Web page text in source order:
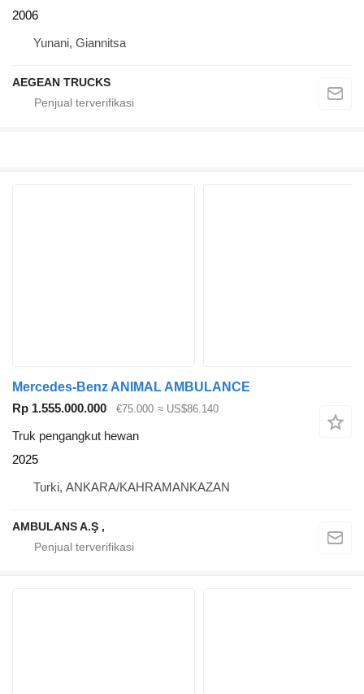
2006
Yunani, Giannitsa
AEGEAN TRUCKS
Mercedes-Benz ANIMAL AMBULANCE
Rp 1.555.000.000
€75.000 ≈ US$86.140
Truk pengangkut hewan
2025
Turki, ANKARA/KAHRAMANKAZAN
AMBULANS A.Ş ,